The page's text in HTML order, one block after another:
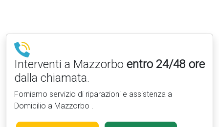
Interventi a Mazzorbo entro 24/48 ore
dalla chiamata.
Forniamo servizio di riparazioni e assistenza a
Domicilio a Mazzorbo .